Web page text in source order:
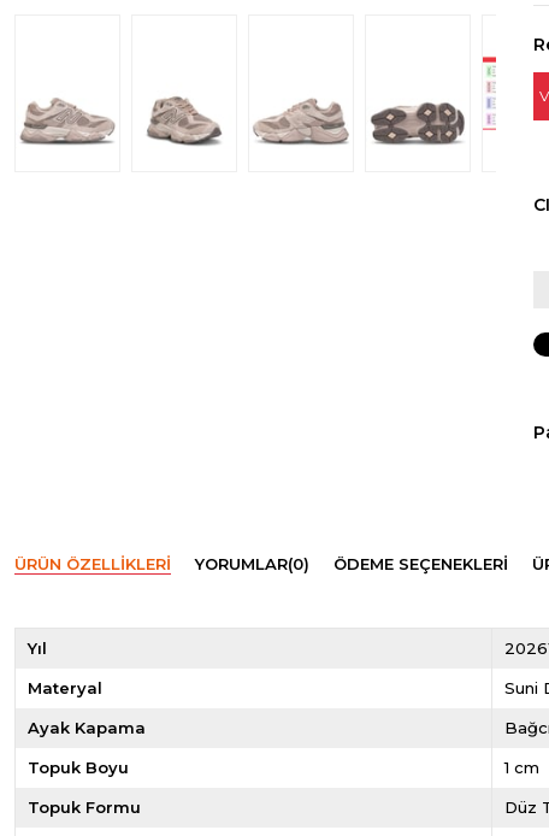
ÜRÜN ÖZELLIKLERI YORUMLAR(0) ÖDEME SEÇENEKLERI
Yıl
Materyal Suni
Ayak Kapama
Topuk Boyu 1 cm
Topuk Formu Düz